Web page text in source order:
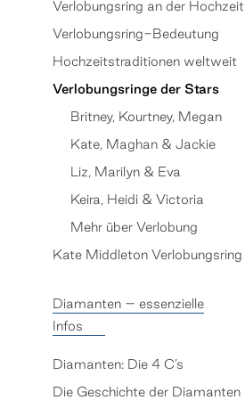
Verlobungsring an der Hochzeit
Verlobungsring-Bedeutung
Hochzeitstraditionen weltweit
Verlobungsringe der Stars
Britney, Kourtney, Megan
Kate, Maghan & Jackie
Liz, Marilyn & Eva
Keira, Heidi & Victoria
Mehr über Verlobung
Kate Middleton Verlobungsring
Diamanten – essenzielle
Infos
Diamanten: Die 4 C’s
Die Geschichte der Diamanten